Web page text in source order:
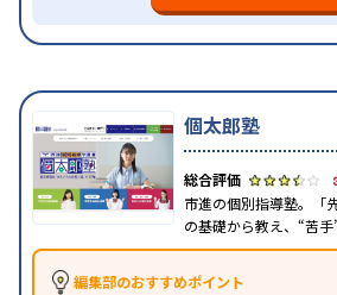
個太郎塾
市進の個別指導塾。「
の基礎から教え、“苦手
編集部のおすすめポイント